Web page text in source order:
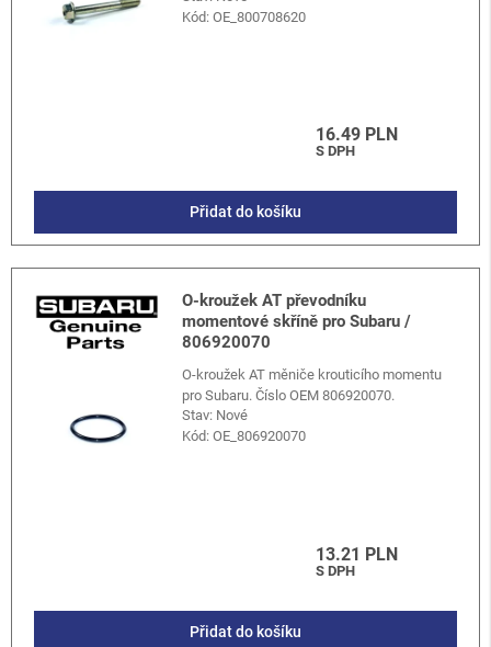
Kód:OE_800708620
16.49 PLN
S DPH
Přidat do košíku
O-kroužek AT převodníku
momentové skříně pro Subaru /
806920070
O-kroužek AT měniče krouticího momentu
pro Subaru. Číslo OEM 806920070.
Stav: Nové
Kód:OE_806920070
13.21 PLN
S DPH
Přidat do košíku